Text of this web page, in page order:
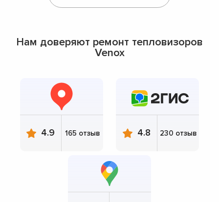
Нам доверяют ремонт тепловизоров
Venox
4.9 165 отзыв 4.8 230 отзыв